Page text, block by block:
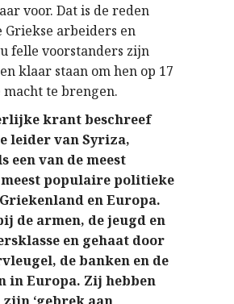
voor. Dat is de reden
Griekse arbeiders en
felle voorstanders zijn
klaar staan om hen op 17
te brengen.
krant beschreef
leider van Syriza,
een van de meest
meest populaire politieke
en Europa.
de armen, de jeugd en
en gehaat door
de banken en de
in Europa. Zij hebben